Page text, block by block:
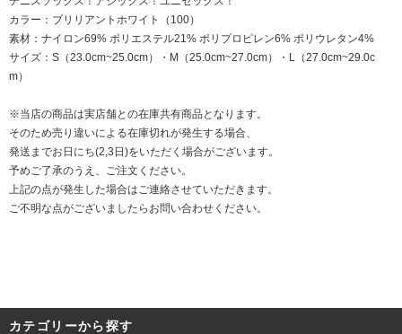
カラー：ブリリアントホワイト（100）
素材：ナイロン69% ポリエステル21% ポリプロピレン6% ポリウレタン4%
サイズ：S（23.0cm~25.0cm）・M（25.0cm~27.0cm）・L（27.0cm~29.0c
m）
※当店の商品は実店舗との在庫共有商品となります。
そのため売り違いによる在庫切れが発生する場合、
発送までお日にち(2,3日)をいただく場合がございます。
予めご了承のうえ、ご注文ください。
上記の点が発生した場合はご連絡させていただきます。
ご不明な点がございましたらお問い合わせください。
カテゴリーから探す